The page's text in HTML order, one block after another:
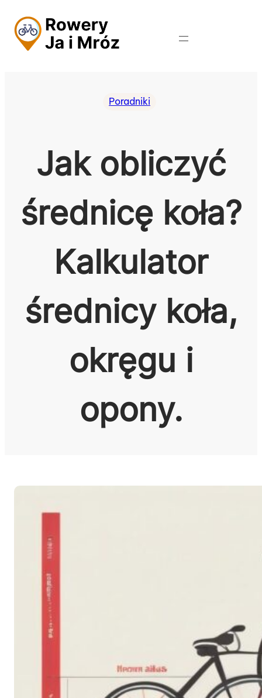
do
treści
Poradniki
Jak obliczyć
średnicę koła?
Kalkulator
średnicy koła,
okręgu i
opony.